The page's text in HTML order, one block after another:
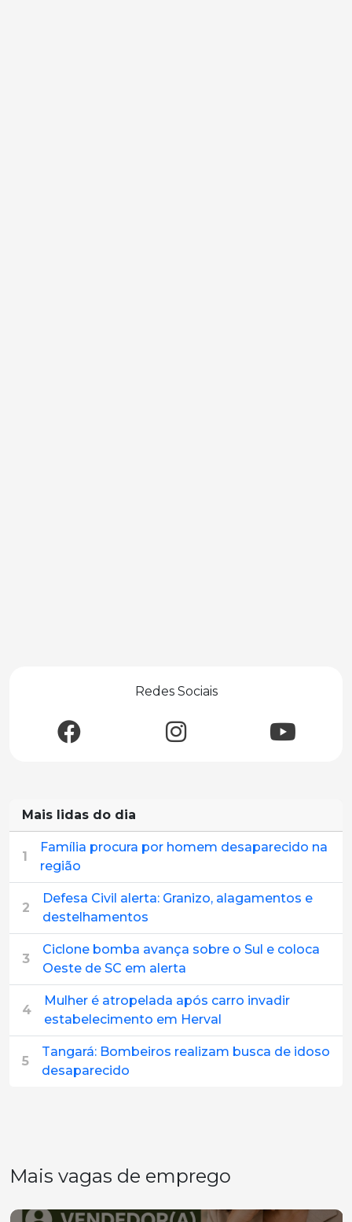
Redes Sociais
Mais lidas do dia
1
Família procura por homem desaparecido na
região
2
Defesa Civil alerta: Granizo, alagamentos e
destelhamentos
3
Ciclone bomba avança sobre o Sul e coloca
Oeste de SC em alerta
4
Mulher é atropelada após carro invadir
estabelecimento em Herval
5
Tangará: Bombeiros realizam busca de idoso
desaparecido
Mais vagas de emprego